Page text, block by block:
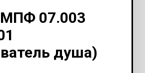
07.003
душа)